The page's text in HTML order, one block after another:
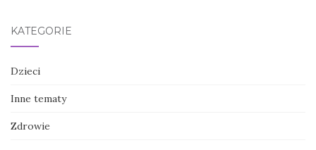
KATEGORIE
Dzieci
Inne tematy
Zdrowie